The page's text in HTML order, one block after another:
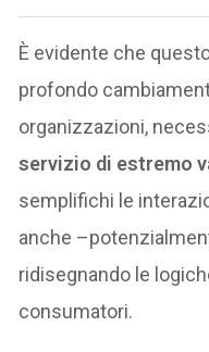
È evidente che
profondo
organizzazioni,
servizio di estremo
semplifichi le
anche
ridisegnando le
consumatori.